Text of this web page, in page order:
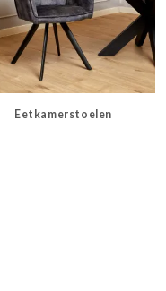
Eetkamerstoelen